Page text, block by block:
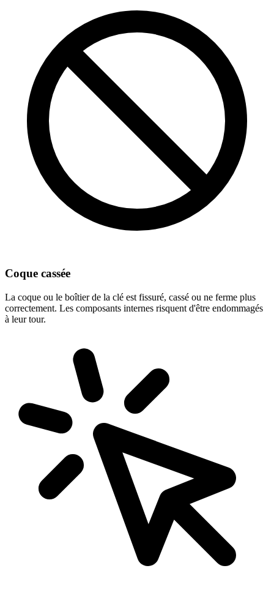
Coque cassée
La coque ou le boîtier de la clé est fissuré, cassé ou ne ferme plus
correctement. Les composants internes risquent d'être endommagés
à leur tour.